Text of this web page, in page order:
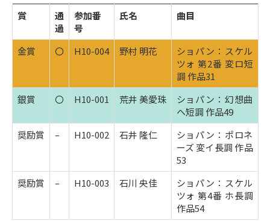
賞
通
過
参加番
号
氏名 曲目
金賞 〇 H10-004 野村 明花
ショパン：スケル
ツォ 第2番 変ロ短
調 作品31
銀賞
〇 H10-001 荒井 美愛珠
ショパン：幻想曲
ヘ短調 作品49
奨励賞
– H10-002 石井 隆仁
ショパン：ポロネ
ーズ 変イ長調 作品
53
奨励賞
– H10-003 石川 央佳
ショパン：スケル
ツォ 第4番 ホ長調
作品54